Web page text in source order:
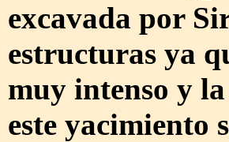
excavada por
estructuras ya
muy intenso y
este yacimiento